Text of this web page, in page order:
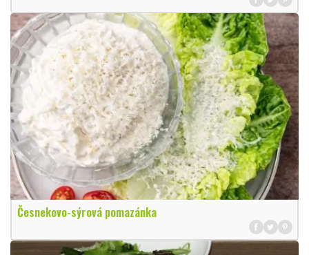
Česnekovo-sýrová pomazánka